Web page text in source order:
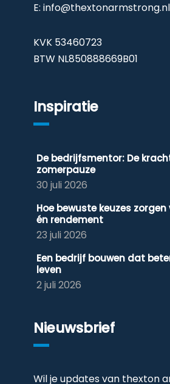
E: info@thextonarmstrong.nl
KVK 53460723
BTW NL850888669B01
Inspiratie
De bedrijfsmentor: De
zomerpauze
30 juli 2026
Hoe bewuste keuzes
én rendement
23 juli 2026
Een bedrijf bouwen dat
leven
2 juli 2026
Nieuwsbrief
Wil je updates van thexton